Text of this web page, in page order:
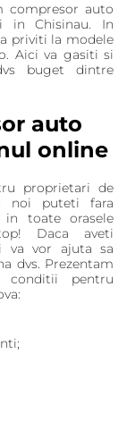
compresor auto
in Chisinau. In
priviti la modele
Aici va gasiti si
buget dintre
auto
online
proprietari de
noi puteti fara
in toate orasele
Daca aveti
va vor ajuta sa
dvs. Prezentam
conditii pentru